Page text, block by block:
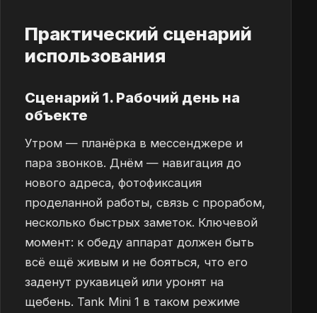
Практический сценарий
использования
Сценарий 1. Рабочий день на
объекте
Утром — планёрка в мессенджере и
пара звонков. Днём — навигация до
нового адреса, фотофиксация
проделанной работы, связь с прорабом,
несколько быстрых заметок. Ключевой
момент: к обеду аппарат должен быть
всё ещё живым и не бояться, что его
заденут рукавицей или уронят на
щебень. Tank Mini 1 в таком режиме